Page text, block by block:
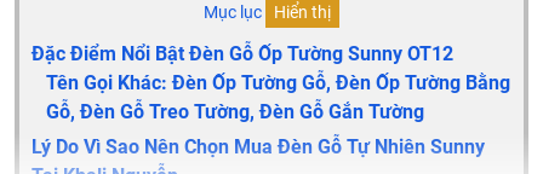
Mục lục Hiển thị
Đặc Điểm Nổi Bật Đèn Gỗ Ốp Tường Sunny OT12
Tên Gọi Khác: Đèn Ốp Tường Gỗ, Đèn Ốp Tường Bằng
Gỗ, Đèn Gỗ Treo Tường, Đèn Gỗ Gắn Tường
Lý Do Vì Sao Nên Chọn Mua Đèn Gỗ Tự Nhiên Sunny